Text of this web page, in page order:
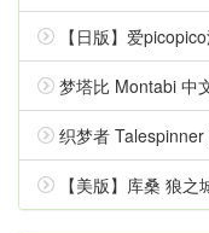
【日版】爱
梦塔比 Montabi 中
织梦者 Talespinner
【美版】库桑 狼